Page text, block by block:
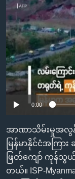
ကျော်
ကြည့်
ရန်
ပင်မ
အ
ညွန်း
စာမျက်နှာ
ကြည့်
ရန်
ရှာဖွေ
ရန်
အမေရိကန်သုံးအီ
မကြေးမုံရဲ့ အင်္ဂလိပ်
ရုပ်ရှင်ထဲက အင်္ဂလိ
သုတပဒေသာ အင်္ဂလိ
အပတ်စဉ်ကဏ္ဍမျာ
ရေဒီယို
တီဗွီ
ရေဒီယိုနှင့်ရုပ်သံ အ
ရေဒီယို/တီဗွီအစီအ
Learning English
ဗွီအိုအေ လူမှုကွန်ယက်မ
ဘာသာစကားမျာ
No
0:00
အာဏာသိမ်းမှုအလွ
မြန်မာနိုင်ငံအကြ
ဖြတ်ကျော် ကုန်သွ
တယ်။ ISP-